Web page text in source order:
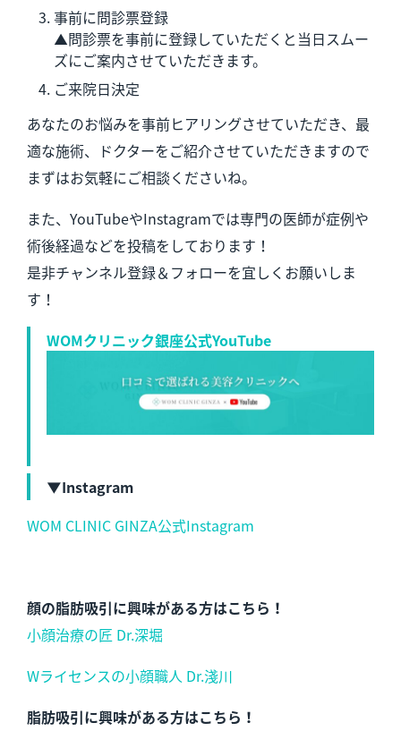
事前に問診票登録
▲問診票を事前に登録していただくと当日スムー
ズにご案内させていただきます。
ご来院日決定
あなたのお悩みを事前ヒアリングさせていただき、最
適な施術、ドクターをご紹介させていただきますので
まずはお気軽にご相談くださいね。
また、YouTubeやInstagramでは専門の医師が症例や
術後経過などを投稿をしております！
是非チャンネル登録＆フォローを宜しくお願いしま
す！
WOMクリニック銀座公式YouTube
▼Instagram
WOM CLINIC GINZA公式Instagram
顔の脂肪吸引に興味がある方はこちら！
小顔治療の匠 Dr.深堀
Wライセンスの小顔職人 Dr.淺川
脂肪吸引に興味がある方はこちら！